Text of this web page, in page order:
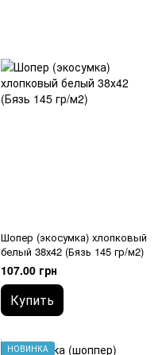
Шопер (экосумка) хлопковый
белый 38х42 (Бязь 145 гр/м2)
107.00 грн
Купить
НОВИНКА